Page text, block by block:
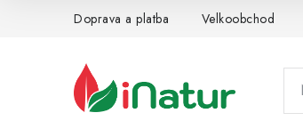
Doprava a platba Velkoobchod